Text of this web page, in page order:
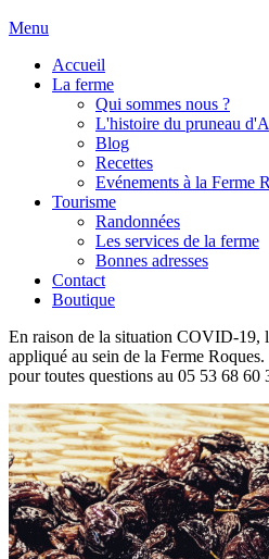
Menu
Accueil
La ferme
Qui sommes nous ?
L'histoire du pruneau
Blog
Recettes
Evénements à la Ferme
Tourisme
Randonnées
Les services de la ferme
Bonnes adresses
Contact
Boutique
En raison de la situation COVID-19,
appliqué au sein de la Ferme Roques.
pour toutes questions au 05 53 68 60